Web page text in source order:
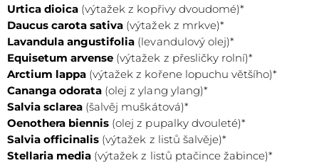
Zabraňuje vysušování pokožky hlavy a tím bojuje proti
lupům
Urtica dioica (výtažek z kopřivy dvoudomé)*
Daucus carota sativa (výtažek z mrkve)*
Lavandula angustifolia (levandulový olej)*
Equisetum arvense (výtažek z přesličky rolní)*
Arctium lappa (výtažek z kořene lopuchu většího)*
Cananga odorata (olej z ylang ylang)*
Salvia sclarea (šalvěj muškátová)*
Oenothera biennis (olej z pupalky dvouleté)*
Salvia officinalis (výtažek z listů šalvěje)*
Stellaria media (výtažek z listů ptačince žabince)*